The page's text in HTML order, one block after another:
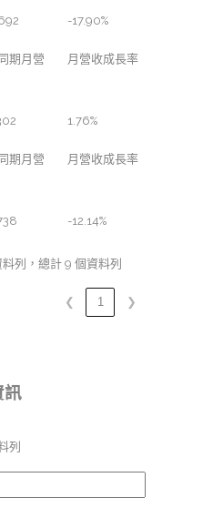
-17.90%
期月營
月營收成長率
1.76%
期月營
月營收成長率
-12.14%
列，總計 9 個資料列
❮ 1 ❯
訊
列